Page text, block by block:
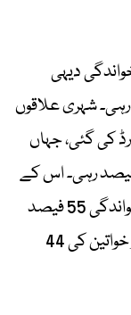
دیہی
رہی۔ شہری علاقوں
74 فیصد ریکارڈ کی گئی، جہاں
کی شرح 81 فیصد اور خواتین کی 68 فیصد رہی۔ اس کے
برعکس دیہی علاقوں میں مجموعی شرح خواندگی 55 فیصد
رہی، جس میں مردوں کی شرح 67 فیصد اور خواتین کی 44